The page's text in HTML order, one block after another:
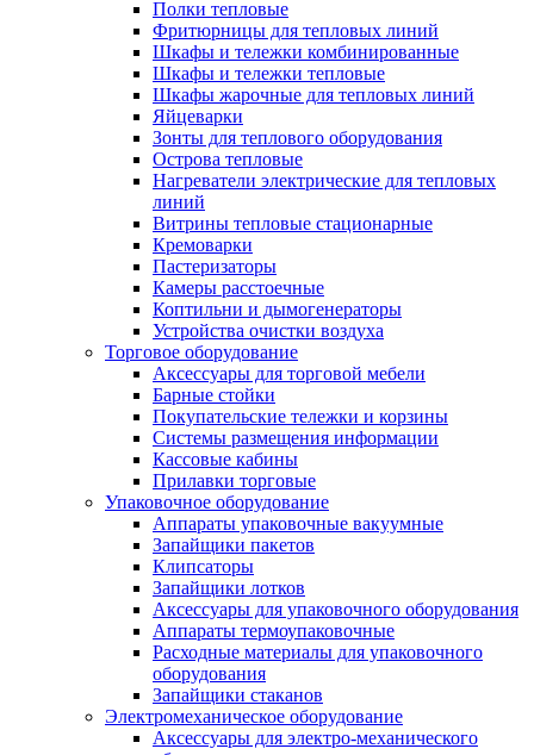
Полки тепловые
Фритюрницы для тепловых линий
Шкафы и тележки комбинированные
Шкафы и тележки тепловые
Шкафы жарочные для тепловых линий
Яйцеварки
Зонты для теплового оборудования
Острова тепловые
Нагреватели электрические для тепловых
линий
Витрины тепловые стационарные
Кремоварки
Пастеризаторы
Камеры расстоечные
Коптильни и дымогенераторы
Устройства очистки воздуха
Торговое оборудование
Аксессуары для торговой мебели
Барные стойки
Покупательские тележки и корзины
Системы размещения информации
Кассовые кабины
Прилавки торговые
Упаковочное оборудование
Аппараты упаковочные вакуумные
Запайщики пакетов
Клипсаторы
Запайщики лотков
Аксессуары для упаковочного оборудования
Аппараты термоупаковочные
Расходные материалы для упаковочного
оборудования
Запайщики стаканов
Электромеханическое оборудование
Аксессуары для электро-механического